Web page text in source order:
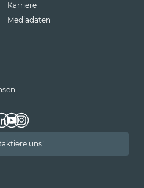
Karriere
Mediadaten
uns!